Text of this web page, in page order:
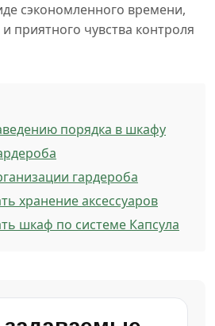
сэкономленного времени,
приятного чувства контроля
порядка в шкафу
гардероба
хранение аксессуаров
шкаф по системе Капсула